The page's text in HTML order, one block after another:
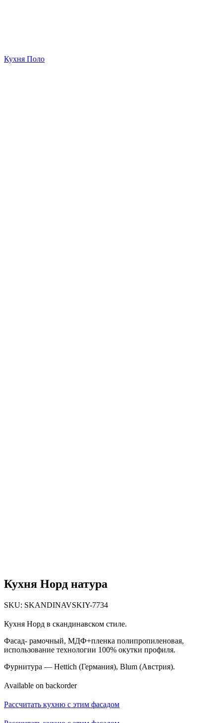
Кухня Поло
Кухня Норд натура
SKU: SKANDINAVSKIY-7734
Кухня Норд в скандинавском стиле.
Фасад- рамочный, МДФ+пленка полипропиленовая,
использование технологии 100% окутки профиля.
Фурнитура — Hettich (Германия), Blum (Австрия).
Available on backorder
Рассчитать кухню с этим фасадом